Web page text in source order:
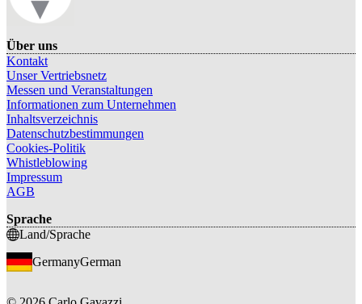
Über uns
Kontakt
Unser Vertriebsnetz
Messen und Veranstaltungen
Informationen zum Unternehmen
Inhaltsverzeichnis
Datenschutzbestimmungen
Cookies-Politik
Whistleblowing
Impressum
AGB
Sprache
Land/Sprache
GermanyGerman